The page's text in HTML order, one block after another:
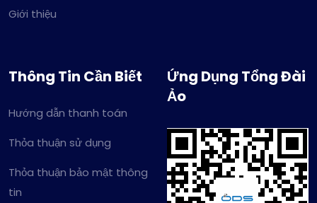
Giới thiệu
Thông Tin Cần Biết
Hướng dẫn thanh toán
Thỏa thuận sử dụng
Thỏa thuận bảo mật thông
tin
Ứng Dụng Tổng Đài
Ảo